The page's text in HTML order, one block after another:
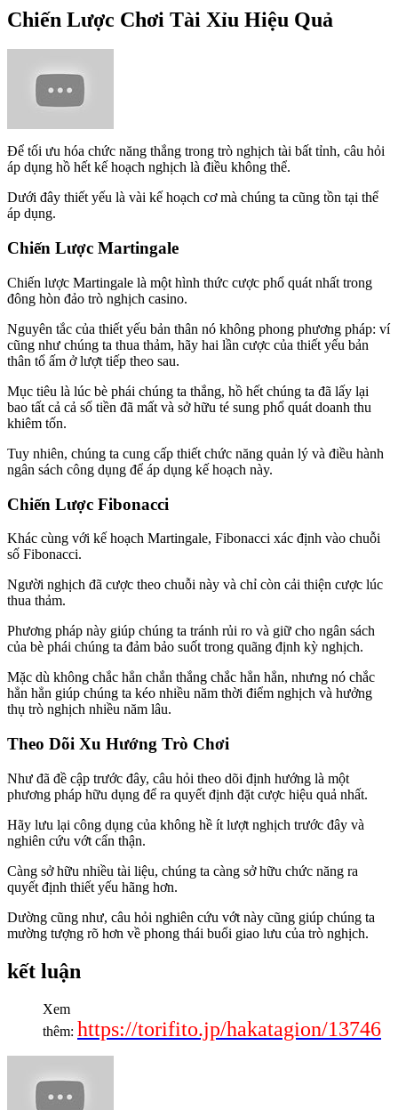
Chiến Lược Chơi Tài Xỉu Hiệu Quả
Để tối ưu hóa chức năng thắng trong trò nghịch tài bất tỉnh, câu hỏi
áp dụng hồ hết kế hoạch nghịch là điều không thể.
Dưới đây thiết yếu là vài kế hoạch cơ mà chúng ta cũng tồn tại thể
áp dụng.
Chiến Lược Martingale
Chiến lược Martingale là một hình thức cược phổ quát nhất trong
đông hòn đảo trò nghịch casino.
Nguyên tắc của thiết yếu bản thân nó không phong phương pháp: ví
cũng như chúng ta thua thảm, hãy hai lần cược của thiết yếu bản
thân tổ ấm ở lượt tiếp theo sau.
Mục tiêu là lúc bè phái chúng ta thắng, hồ hết chúng ta đã lấy lại
bao tất cả cả số tiền đã mất và sở hữu té sung phổ quát doanh thu
khiêm tốn.
Tuy nhiên, chúng ta cung cấp thiết chức năng quản lý và điều hành
ngân sách công dụng để áp dụng kế hoạch này.
Chiến Lược Fibonacci
Khác cùng với kế hoạch Martingale, Fibonacci xác định vào chuỗi
số Fibonacci.
Người nghịch đã cược theo chuỗi này và chỉ còn cải thiện cược lúc
thua thảm.
Phương pháp này giúp chúng ta tránh rủi ro và giữ cho ngân sách
của bè phái chúng ta đảm bảo suốt trong quãng định kỳ nghịch.
Mặc dù không chắc hẳn chắn thắng chắc hẳn hẳn, nhưng nó chắc
hẳn hẳn giúp chúng ta kéo nhiều năm thời điểm nghịch và hưởng
thụ trò nghịch nhiều năm lâu.
Theo Dõi Xu Hướng Trò Chơi
Như đã đề cập trước đây, câu hỏi theo dõi định hướng là một
phương pháp hữu dụng để ra quyết định đặt cược hiệu quả nhất.
Hãy lưu lại công dụng của không hề ít lượt nghịch trước đây và
nghiên cứu vớt cẩn thận.
Càng sở hữu nhiều tài liệu, chúng ta càng sở hữu chức năng ra
quyết định thiết yếu hãng hơn.
Dường cũng như, câu hỏi nghiên cứu vớt này cũng giúp chúng ta
mường tượng rõ hơn về phong thái buổi giao lưu của trò nghịch.
kết luận
Xem
thêm: https://torifito.jp/hakatagion/13746